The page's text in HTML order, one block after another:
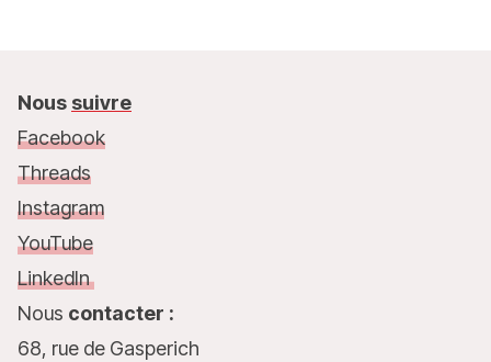
Nous suivre
Facebook
Threads
Instagram
YouTube
LinkedIn
Nous contacter :
68, rue de Gasperich